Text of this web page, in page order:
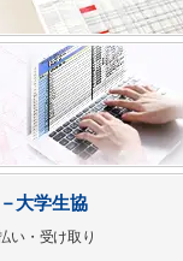
大学生協
い・受け取り